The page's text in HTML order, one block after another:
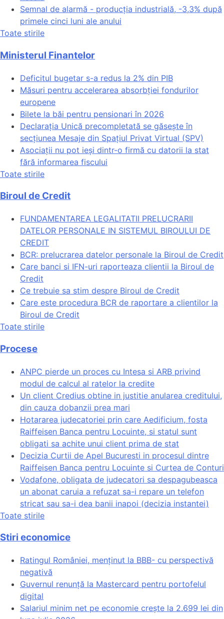
Semnal de alarmă - producția industrială, -3,3% după
primele cinci luni ale anului
Toate stirile
Ministerul Finantelor
Deficitul bugetar s-a redus la 2% din PIB
Măsuri pentru accelerarea absorbției fondurilor
europene
Bilete la băi pentru pensionari în 2026
Declarația Unică precompletată se găsește în
secțiunea Mesaje din Spațiul Privat Virtual (SPV)
Asociații nu pot ieși dintr-o firmă cu datorii la stat
fără informarea fiscului
Toate stirile
Biroul de Credit
FUNDAMENTAREA LEGALITATII PRELUCRARII
DATELOR PERSONALE IN SISTEMUL BIROULUI DE
CREDIT
BCR: prelucrarea datelor personale la Biroul de Credit
Care banci si IFN-uri raporteaza clientii la Biroul de
Credit
Ce trebuie sa stim despre Biroul de Credit
Care este procedura BCR de raportare a clientilor la
Biroul de Credit
Toate stirile
Procese
ANPC pierde un proces cu Intesa si ARB privind
modul de calcul al ratelor la credite
Un client Credius obtine in justitie anularea creditului,
din cauza dobanzii prea mari
Hotararea judecatoriei prin care Aedificium, fosta
Raiffeisen Banca pentru Locuinte, si statul sunt
obligati sa achite unui client prima de stat
Decizia Curtii de Apel Bucuresti in procesul dintre
Raiffeisen Banca pentru Locuinte si Curtea de Conturi
Vodafone, obligata de judecatori sa despagubeasca
un abonat caruia a refuzat sa-i repare un telefon
stricat sau sa-i dea banii inapoi (decizia instantei)
Toate stirile
Stiri economice
Ratingul României, menținut la BBB- cu perspectivă
negativă
Guvernul renunță la Mastercard pentru portofelul
digital
Salariul minim net pe economie crește la 2.699 lei din